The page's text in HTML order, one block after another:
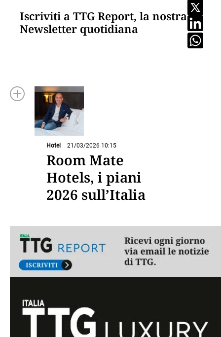
Iscriviti a TTG Report, la nostra
Newsletter quotidiana
Hotel 21/03/2026 10:15
Room Mate
Hotels, i piani
2026 sull’Italia